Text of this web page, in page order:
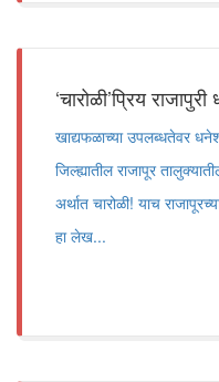
‘चारोळी‌’प्रिय
खाद्यफळाच्या उपलब्धतेवर
जिल्ह्यातील राजापूर
अर्थात चारोळी! याच
हा लेख...